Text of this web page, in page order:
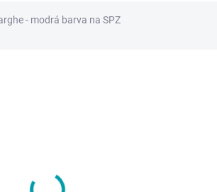
- modrá barva na SPZ